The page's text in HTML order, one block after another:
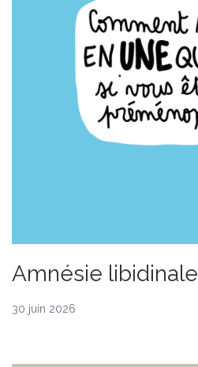
Amnésie libidinale
30 juin 2026